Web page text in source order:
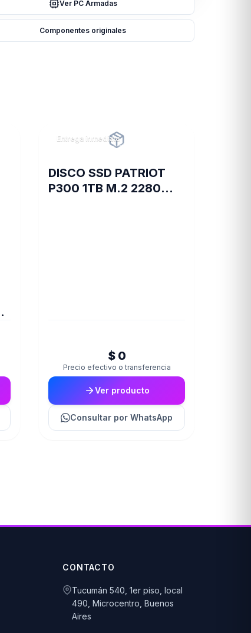
Ver PC Armadas
Componentes originales
Entrega inmediata
DISCO SSD PATRIOT
P300 1TB M.2 2280
$ 0
Precio efectivo o transferencia
Ver producto
Consultar por WhatsApp
CONTACTO
Tucumán 540, 1er piso, local
490, Microcentro, Buenos
Aires